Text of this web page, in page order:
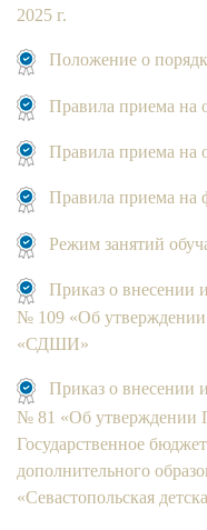
2025 г.
Положение о
Правила приема на
Правила приема на
Правила приема на
Режим занятий
Приказ о внесении
№ 109 «Об
«СДШИ»
Приказ о внесении
№ 81 «Об утверждении
Государственное
дополнительного
«Севастопольская